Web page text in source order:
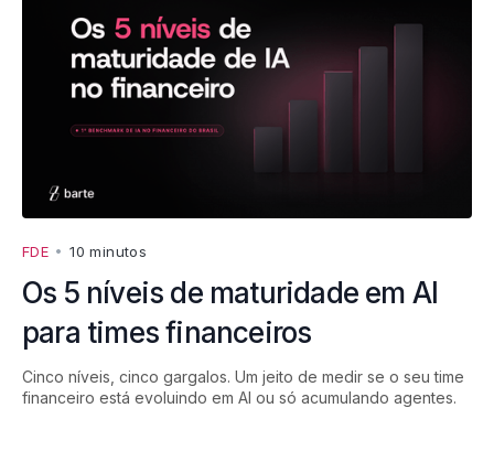
FDE •10 minutos
Os 5 níveis de maturidade em AI
para times financeiros
Cinco níveis, cinco gargalos. Um jeito de medir se o seu time
financeiro está evoluindo em AI ou só acumulando agentes.